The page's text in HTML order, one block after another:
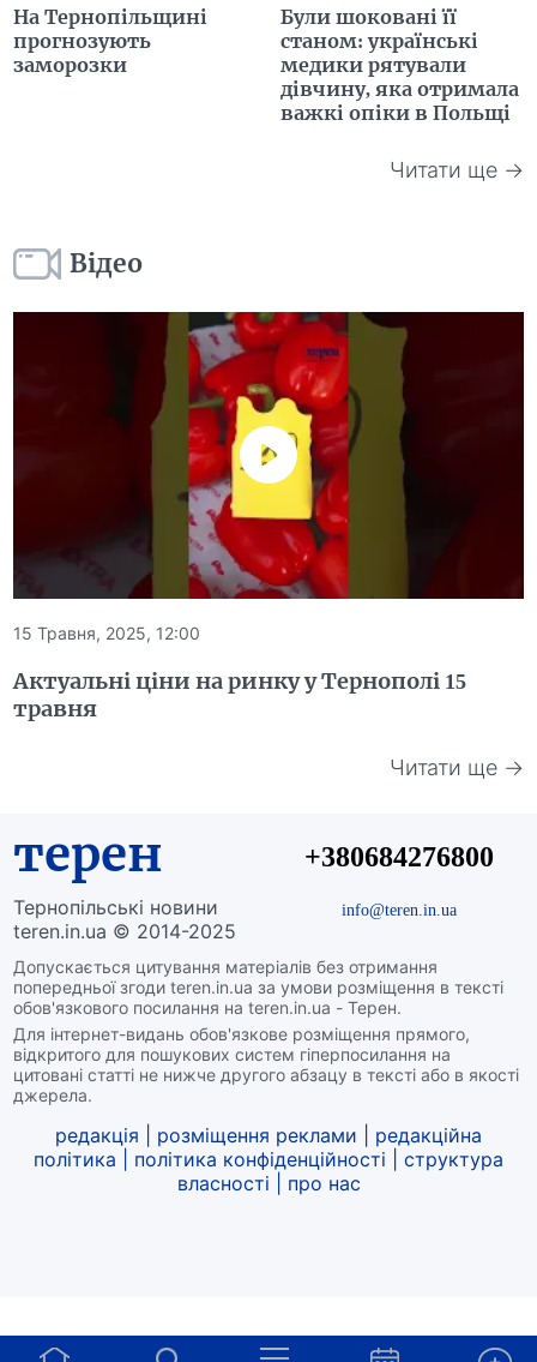
На Тернопільщині
прогнозують
заморозки
Були шоковані її
станом: українські
медики рятували
дівчину, яка отримала
важкі опіки в Польщі
Читати ще →
Відео
15 Травня, 2025, 12:00
Актуальні ціни на ринку у Тернополі 15
травня
Читати ще →
терен
Тернопільські новини
teren.in.ua © 2014-2025
Допускається цитування матеріалів без отримання
попередньої згоди teren.in.ua за умови розміщення в тексті
обов'язкового посилання на teren.in.ua - Терен.
Для інтернет-видань обов'язкове розміщення прямого,
відкритого для пошукових систем гіперпосилання на
цитовані статті не нижче другого абзацу в тексті або в якості
джерела.
+380684276800
info@teren.in.ua
редакція розміщення реклами
редакційна
політика
політика конфіденційності
структура
власності
про нас